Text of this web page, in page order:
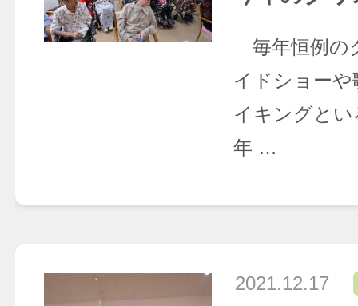
毎年恒例
イドショー
イキングと
年 …
2021.12.17